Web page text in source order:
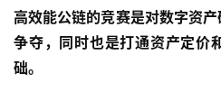
高效能公链的竞赛是对数字资
争夺，同时也是打通资产定价
础。